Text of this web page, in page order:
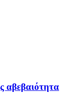
αβεβαιότητα